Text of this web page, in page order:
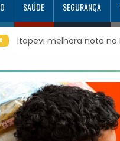
SAÚDE SEGURANÇA
melhora nota no IDEB